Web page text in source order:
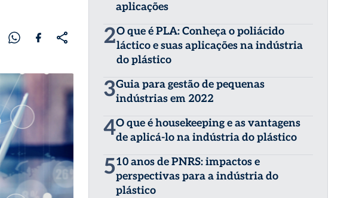
aplicações
2O que é PLA: Conheça o poliácido
láctico e suas aplicações na indústria
do plástico
3Guia para gestão de pequenas
indústrias em 2022
4O que é housekeeping e as vantagens
de aplicá-lo na indústria do plástico
510 anos de PNRS: impactos e
perspectivas para a indústria do
plástico